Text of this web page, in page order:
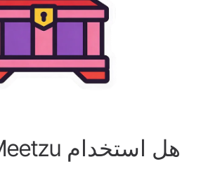
هل استخدام iMeetzu مجاني؟